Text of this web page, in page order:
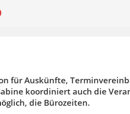
für Auskünfte,
koordiniert auch die
die Bürozeiten.